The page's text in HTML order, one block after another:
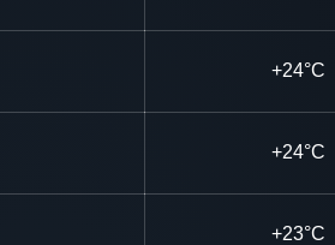
+24°C
+24°C
+23°C